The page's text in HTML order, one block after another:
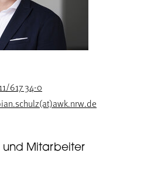
617 34-0
und Mitarbeiter